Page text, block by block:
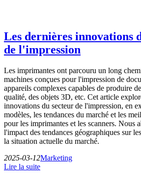
Les dernières innovations
de l'impression
Les imprimantes ont parcouru un long
machines conçues pour l'impression de
appareils complexes capables de produire
qualité, des objets 3D, etc. Cet article
innovations du secteur de l'impression, en
modèles, les tendances du marché et les
pour les imprimantes et les scanners. Nous
l'impact des tendances géographiques sur
la situation actuelle du marché.
2025-03-12Marketing
Lire la suite